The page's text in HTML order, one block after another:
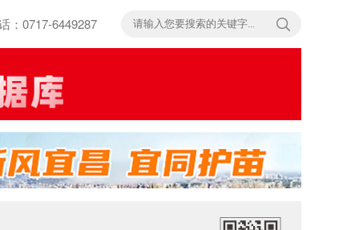
：0717-6449287